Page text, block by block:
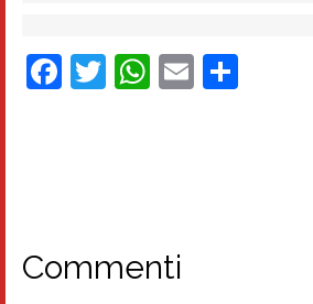
Facebook
Twitter
WhatsApp
Email
Commenti